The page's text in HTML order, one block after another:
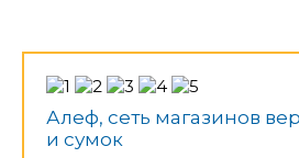
Алеф, сеть магазинов
и сумок